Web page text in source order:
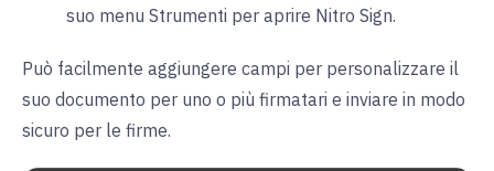
suo menu Strumenti per aprire Nitro Sign.
Può facilmente aggiungere campi per personalizzare il
suo documento per uno o più firmatari e inviare in modo
sicuro per le firme.